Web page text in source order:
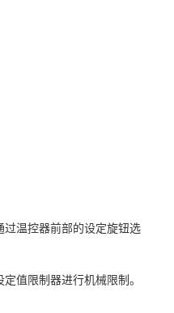
温控器前部的设定旋钮选
值限制器进行机械限制。